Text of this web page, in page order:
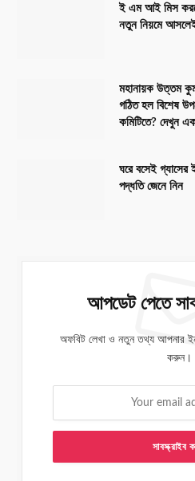
ই এম আই মিস
নতুন নিয়মে
মহানায়ক উত্তম
গঠিত হল বিশেষ
কমিটিতে? দেখুন
ঘরে বসেই
পদ্ধতি জেনে নিন
আপডেট পেতে
অফবিট লেখা ও নতুন তথ্য আপনার
করুন।